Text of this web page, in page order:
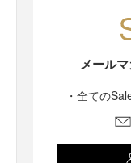
メール
・全ての